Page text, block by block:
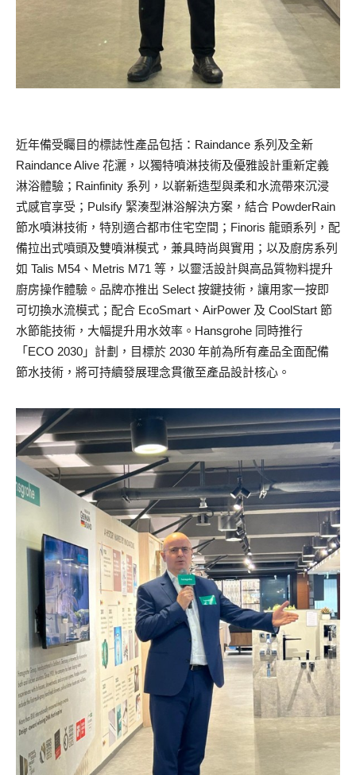
近年備受矚目的標誌性產品包括：Raindance 系列及全新
Raindance Alive 花灑，以獨特噴淋技術及優雅設計重新定義
淋浴體驗；Rainfinity 系列，以嶄新造型與柔和水流帶來沉浸
式感官享受；Pulsify 緊湊型淋浴解決方案，結合 PowderRain
節水噴淋技術，特別適合都市住宅空間；Finoris 龍頭系列，配
備拉出式噴頭及雙噴淋模式，兼具時尚與實用；以及廚房系列
如 Talis M54、Metris M71 等，以靈活設計與高品質物料提升
廚房操作體驗。品牌亦推出 Select 按鍵技術，讓用家一按即
可切換水流模式；配合 EcoSmart、AirPower 及 CoolStart 節
水節能技術，大幅提升用水效率。Hansgrohe 同時推行
「ECO 2030」計劃，目標於 2030 年前為所有產品全面配備
節水技術，將可持續發展理念貫徹至產品設計核心。